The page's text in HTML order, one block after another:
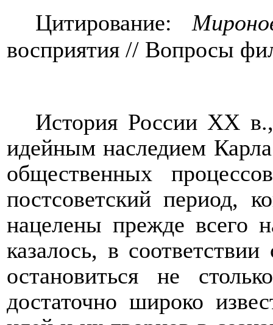
Цитирование:
восприятия // Вопросы
История России ХХ
идейным наследием
общественных
постсоветский период,
нацелены прежде всего
казалось, в
остановиться не
достаточно широко